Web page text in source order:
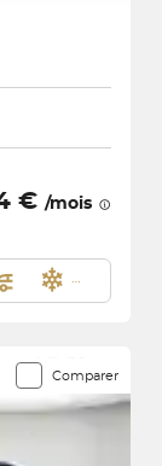
€ /mois
Comparer